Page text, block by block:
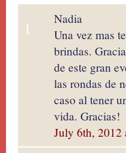
1
Nadia
Una vez mas
brindas.
de este gran
las rondas de
caso al tener
vida. Gracias!
July 6th, 2012